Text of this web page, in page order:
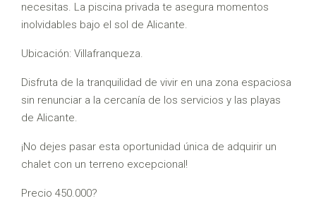
necesitas. La piscina privada te asegura momentos
inolvidables bajo el sol de Alicante.
Ubicación: Villafranqueza.
Disfruta de la tranquilidad de vivir en una zona espaciosa
sin renunciar a la cercanía de los servicios y las playas
de Alicante.
¡No dejes pasar esta oportunidad única de adquirir un
chalet con un terreno excepcional!
Precio 450.000?